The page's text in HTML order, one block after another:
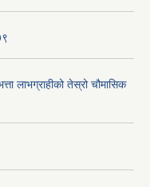
लाभग्राहीको तेस्रो चौमासिक